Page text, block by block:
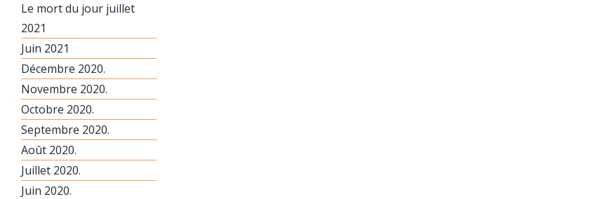
Le mort du jour juillet
2021
Juin 2021
Décembre 2020.
Novembre 2020.
Octobre 2020.
Septembre 2020.
Août 2020.
Juillet 2020.
Juin 2020.